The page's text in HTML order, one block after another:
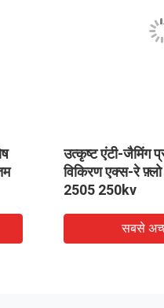
उत्कृष्ट एंटी-जैमिंग
विकिरण एक्स-रे
2505 250kv
सबसे